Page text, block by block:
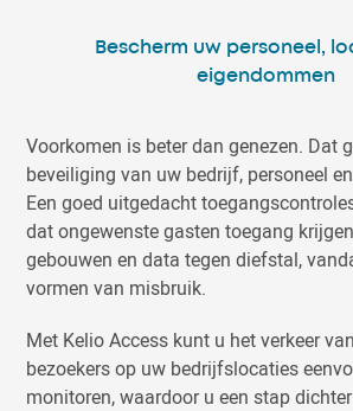
Bescherm uw personeel,
eigendommen
Voorkomen is beter dan genezen. Dat
beveiliging van uw bedrijf, personeel
Een goed uitgedacht
dat ongewenste gasten toegang
gebouwen en data tegen diefstal,
vormen van misbruik.
Met Kelio Access kunt u het verkeer
bezoekers op uw bedrijfslocaties
monitoren, waardoor u een stap